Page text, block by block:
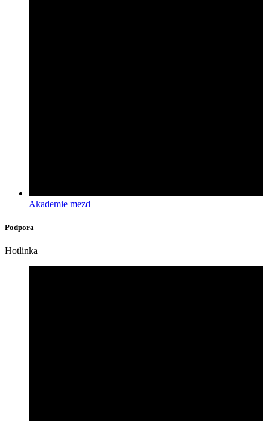
Akademie mezd
Podpora
Hotlinka